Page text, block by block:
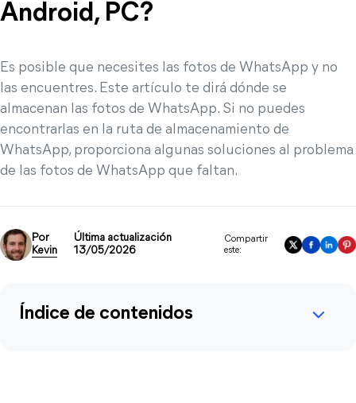
Android, PC?
Es posible que necesites las fotos de WhatsApp y no
las encuentres. Este artículo te dirá dónde se
almacenan las fotos de WhatsApp. Si no puedes
encontrarlas en la ruta de almacenamiento de
WhatsApp, proporciona algunas soluciones al problema
de las fotos de WhatsApp que faltan.
Por
Kevin
Última actualización
13/05/2026
Compartir
este:
Índice de contenidos